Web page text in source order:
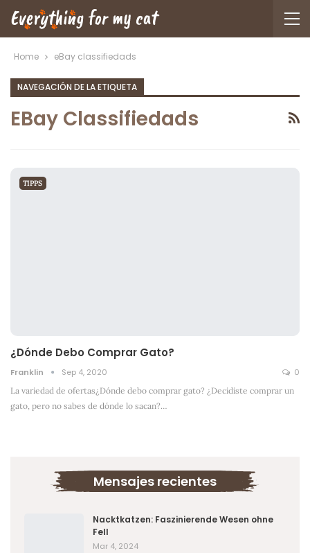
Home eBay classifiedads
NAVEGACIÓN DE LA ETIQUETA
EBay Classifiedads
TIPPS
¿Dónde Debo Comprar Gato?
Franklin Sep 4, 2020 0
La variedad de ofertas¿Dónde debo comprar gato? ¿Decidiste comprar un
gato, pero no sabes de dónde lo sacan?…
Mensajes recientes
Nacktkatzen: Faszinierende Wesen ohne
Fell
Mar 4, 2024